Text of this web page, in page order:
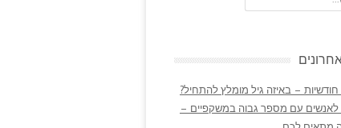
– באיזה גיל מומלץ להתחיל?
עם מספר גבוה במשקפיים –